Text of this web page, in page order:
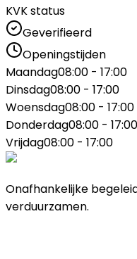
KVK status
Geverifieerd
Openingstijden
Maandag08:00 - 17:00
Dinsdag08:00 - 17:00
Woensdag08:00 - 17:00
Donderdag08:00 - 17:00
Vrijdag08:00 - 17:00
Onafhankelijke
verduurzamen.